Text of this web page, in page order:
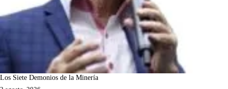
Los Siete Demonios de la Minería